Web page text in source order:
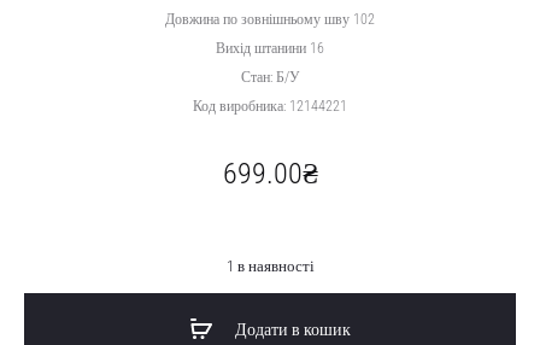
Довжина по зовнішньому шву 102
Вихід штанини 16
Стан: Б/У
Код виробника: 12144221
699.00₴
1 в наявності
Додати в кошик